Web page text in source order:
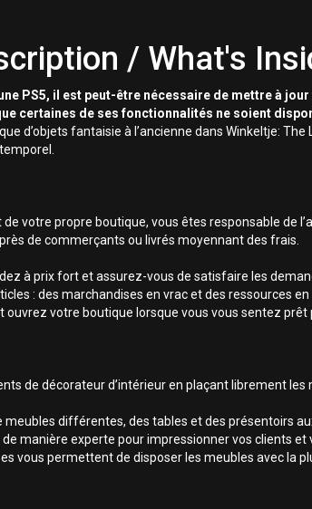
/ What's
PS5, il est peut-être nécessaire de mettre à
certaines de ses fonctionnalités ne soient
d’objets fantaisie à l’ancienne dans Winkeltje:
votre propre boutique, vous êtes responsable de
de commerçants ou livrés moyennant des frais.
à prix fort et assurez-vous de satisfaire les
: des marchandises en vrac et des ressources
ouvrez votre boutique lorsque vous vous sentez prêt
de décorateur d’intérieur en plaçant librement
meubles différentes, des tables et des présentoirs
manière experte pour impressionner vos clients et
vous permettent de disposer les meubles avec la